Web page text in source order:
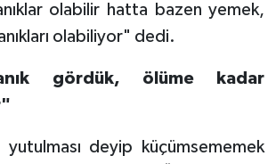
olabilir hatta bazen yemek,
olabiliyor" dedi.
gördük, ölüme kadar
yutulması deyip küçümsememek